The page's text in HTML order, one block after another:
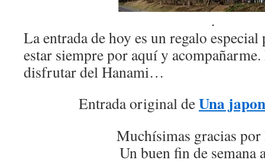
.
La entrada de hoy es un regalo
estar siempre por aquí y
disfrutar del Hanami…
Entrada original deUna
Muchísimas gracias por
Un buen fin de semana